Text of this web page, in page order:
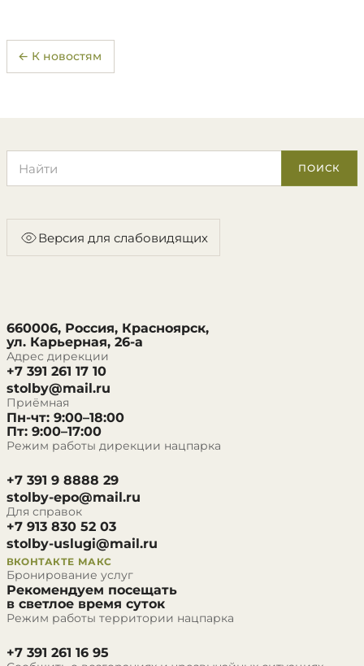
← К новостям
ПОИСК
Версия для слабовидящих
660006, Россия, Красноярск,
ул. Карьерная, 26-а
Адрес дирекции
+7 391 261 17 10
stolby@mail.ru
Приёмная
Пн-чт: 9:00–18:00
Пт: 9:00–17:00
Режим работы дирекции нацпарка
+7 391 9 8888 29
stolby-epo@mail.ru
Для справок
+7 913 830 52 03
stolby-uslugi@mail.ru
ВКОНТАКТЕ МАКС
Бронирование услуг
Рекомендуем посещать
в светлое время суток
Режим работы территории нацпарка
+7 391 261 16 95